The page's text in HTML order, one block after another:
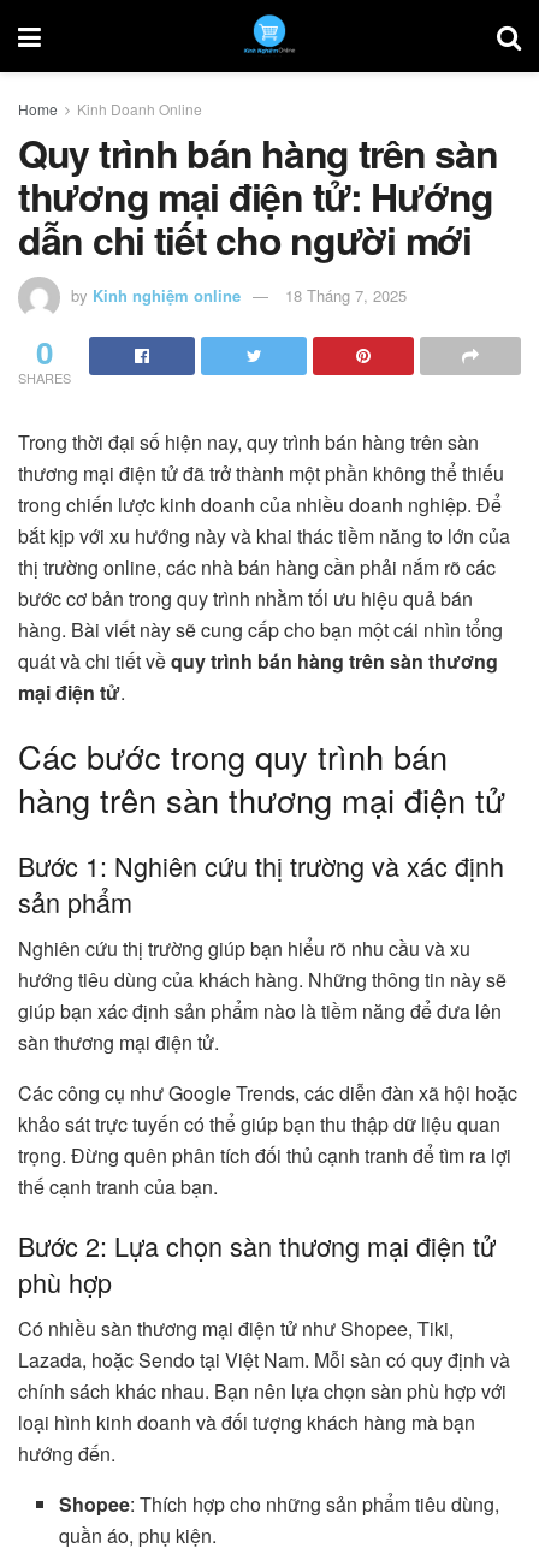
Home Kinh Doanh Online
Quy trình bán hàng trên sàn
thương mại điện tử: Hướng
dẫn chi tiết cho người mới
by Kinh nghiệm online 18 Tháng 7, 2025
0
SHARES
Trong thời đại số hiện nay, quy trình bán hàng trên sàn
thương mại điện tử đã trở thành một phần không thể thiếu
trong chiến lược kinh doanh của nhiều doanh nghiệp. Để
bắt kịp với xu hướng này và khai thác tiềm năng to lớn của
thị trường online, các nhà bán hàng cần phải nắm rõ các
bước cơ bản trong quy trình nhằm tối ưu hiệu quả bán
hàng. Bài viết này sẽ cung cấp cho bạn một cái nhìn tổng
quát và chi tiết vềquy trình bán hàng trên sàn thương
mại điện tử.
Các bước trong quy trình bán
hàng trên sàn thương mại điện tử
Bước 1: Nghiên cứu thị trường và xác định
sản phẩm
Nghiên cứu thị trường giúp bạn hiểu rõ nhu cầu và xu
hướng tiêu dùng của khách hàng. Những thông tin này sẽ
giúp bạn xác định sản phẩm nào là tiềm năng để đưa lên
sàn thương mại điện tử.
Các công cụ như Google Trends, các diễn đàn xã hội hoặc
khảo sát trực tuyến có thể giúp bạn thu thập dữ liệu quan
trọng. Đừng quên phân tích đối thủ cạnh tranh để tìm ra lợi
thế cạnh tranh của bạn.
Bước 2: Lựa chọn sàn thương mại điện tử
phù hợp
Có nhiều sàn thương mại điện tử như Shopee, Tiki,
Lazada, hoặc Sendo tại Việt Nam. Mỗi sàn có quy định và
chính sách khác nhau. Bạn nên lựa chọn sàn phù hợp với
loại hình kinh doanh và đối tượng khách hàng mà bạn
hướng đến.
Shopee: Thích hợp cho những sản phẩm tiêu dùng,
quần áo, phụ kiện.